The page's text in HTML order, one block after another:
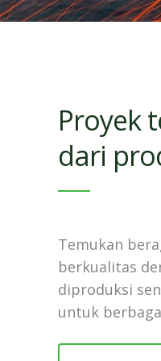
Proyek
dari
Temukan
berkualitas
diproduksi
untuk